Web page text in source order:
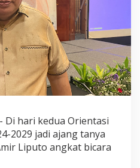
Di hari kedua Orientasi
2029 jadi ajang tanya
Liputo angkat bicara